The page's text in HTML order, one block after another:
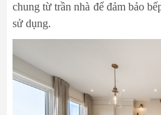
chung từ trần nhà để đảm bảo
sử dụng.